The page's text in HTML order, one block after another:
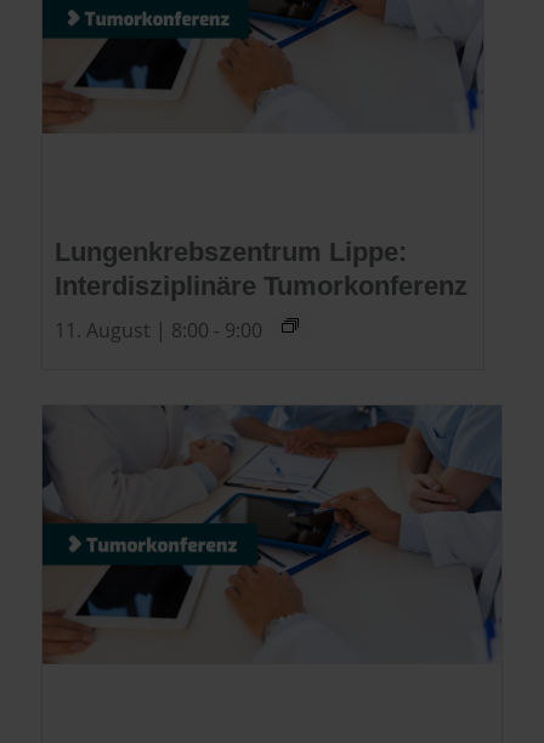
Lungenkrebszentrum Lippe:
Interdisziplinäre Tumorkonferenz
11. August | 8:00 - 9:00